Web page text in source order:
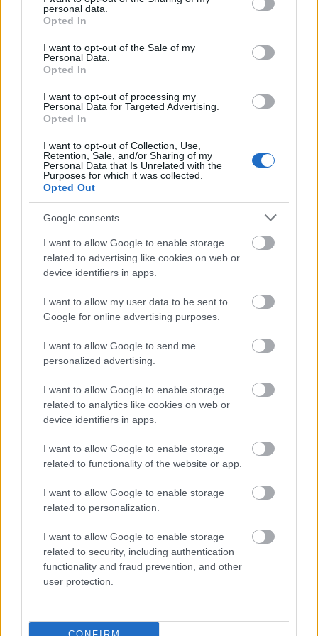
grant or deny consent to Google and its third-party tags to
use your data for below specified purposes in below Google
consent section.
personal data.
Opted In
I want to opt-out of the Sale of my
Personal Data.
Opted In
I want to opt-out of processing my
Personal Data for Targeted Advertising.
Opted In
I want to opt-out of Collection, Use,
Retention, Sale, and/or Sharing of my
Personal Data that Is Unrelated with the
Purposes for which it was collected.
Opted Out
Google consents
I want to allow Google to enable storage
related to advertising like cookies on web or
device identifiers in apps.
I want to allow my user data to be sent to
Google for online advertising purposes.
I want to allow Google to send me
personalized advertising.
I want to allow Google to enable storage
related to analytics like cookies on web or
device identifiers in apps.
I want to allow Google to enable storage
related to functionality of the website or app.
I want to allow Google to enable storage
related to personalization.
I want to allow Google to enable storage
related to security, including authentication
functionality and fraud prevention, and other
user protection.
CONFIRM
Μάθε πρώτος όλες τις σημαντικές
ειδήσεις.
αναζήτησης της Google
Δημοφιλείς Ειδήσεις
Ανοικτές 1.779 θέσεις εργασίας στο
Δημόσιο (χωρίς πτυχίο)
κανονισμός για δόκιμους – Τι αλλάζει
σε διαμονή, σίτιση και πρακτική
εκπαίδευση
ΔΥΠΑ: Ευκαιρία συνταξιοδότησης για
8.000 ανέργους άνω των 55 ετών –
Ξεκίνησαν οι αιτήσεις
ΥΠΕΣ: Προγραμματισμός προσλήψεων
2027 - Παρατείνεται το Β' Στάδιο